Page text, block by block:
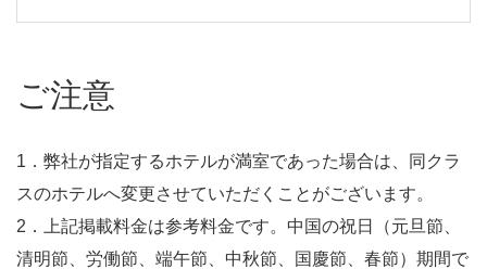
ご注意
1．弊社が指定するホテルが満室であった場合は、同クラ
スのホテルへ変更させていただくことがございます。
2．上記掲載料金は参考料金です。中国の祝日（元旦節、
清明節、労働節、端午節、中秋節、国慶節、春節）期間で